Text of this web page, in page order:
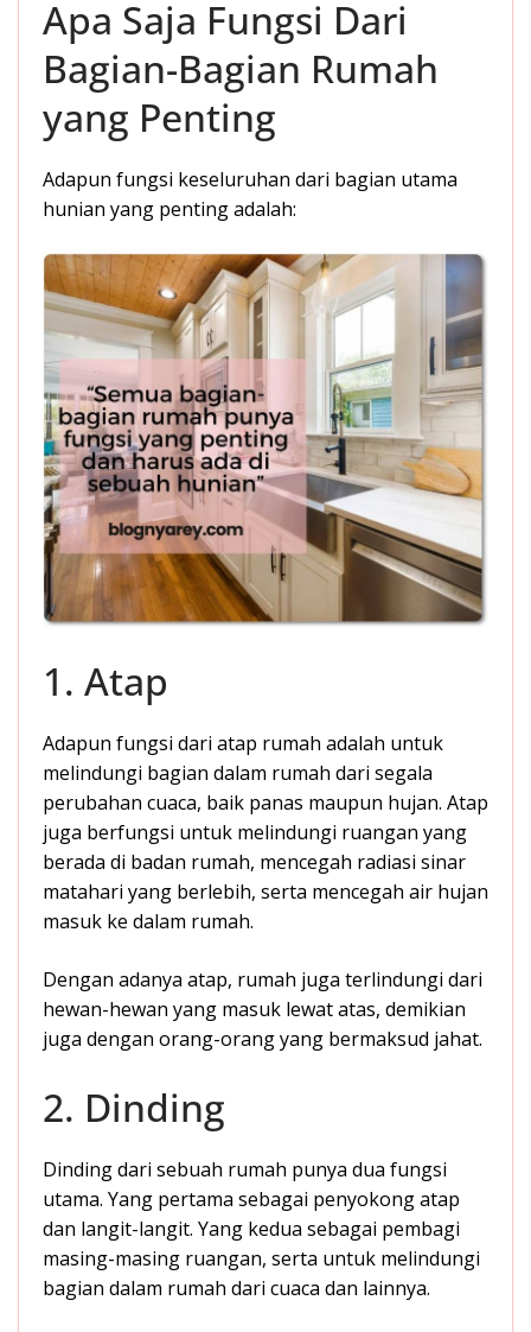
Apa Saja Fungsi Dari
Bagian-Bagian Rumah
yang Penting
Adapun fungsi keseluruhan dari bagian utama
hunian yang penting adalah:
1. Atap
Adapun fungsi dari atap rumah adalah untuk
melindungi bagian dalam rumah dari segala
perubahan cuaca, baik panas maupun hujan. Atap
juga berfungsi untuk melindungi ruangan yang
berada di badan rumah, mencegah radiasi sinar
matahari yang berlebih, serta mencegah air hujan
masuk ke dalam rumah.
Dengan adanya atap, rumah juga terlindungi dari
hewan-hewan yang masuk lewat atas, demikian
juga dengan orang-orang yang bermaksud jahat.
2. Dinding
Dinding dari sebuah rumah punya dua fungsi
utama. Yang pertama sebagai penyokong atap
dan langit-langit. Yang kedua sebagai pembagi
masing-masing ruangan, serta untuk melindungi
bagian dalam rumah dari cuaca dan lainnya.